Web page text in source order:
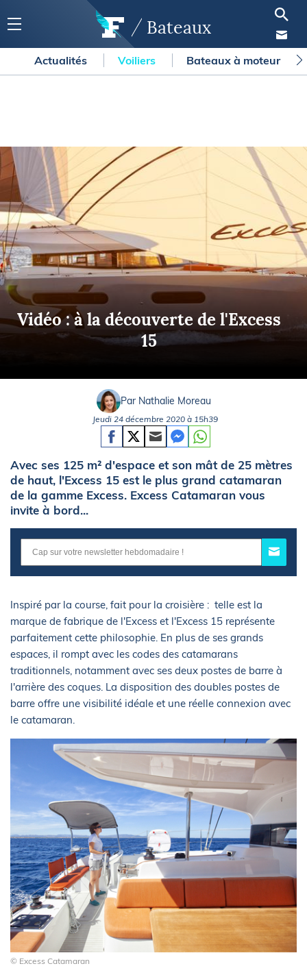
Bateaux
Actualités Voiliers Bateaux à moteur
Vidéo : à la découverte de l'Excess
15
Par Nathalie Moreau
Jeudi 24 décembre 2020 à 15h39
Avec ses 125 m² d'espace et son mât de 25 mètres
de haut, l'Excess 15 est le plus grand catamaran
de la gamme Excess. Excess Catamaran vous
invite à bord...
Inspiré par la course, fait pour la croisière : telle est la
marque de fabrique de l'Excess et l'Excess 15 représente
parfaitement cette philosophie. En plus de ses grands
espaces, il rompt avec les codes des catamarans
traditionnels, notamment avec ses deux postes de barre à
l'arrière des coques. La disposition des doubles postes de
barre offre une visibilité idéale et une réelle connexion avec
le catamaran.
© Excess Catamaran